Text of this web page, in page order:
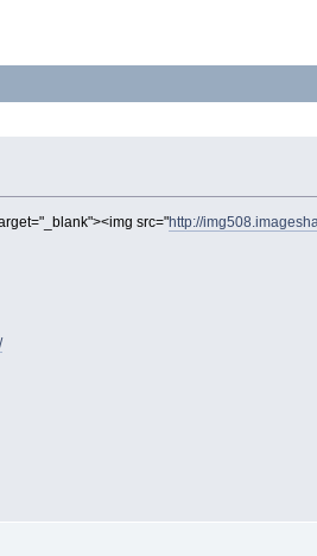
src="http://